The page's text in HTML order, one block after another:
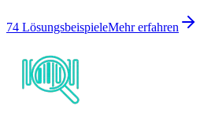
74 LösungsbeispieleMehr erfahren